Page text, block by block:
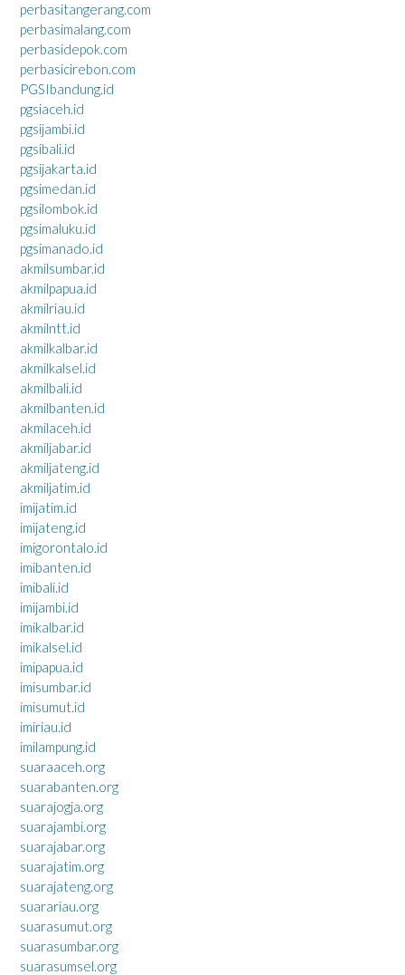
perbasitangerang.com
perbasimalang.com
perbasidepok.com
perbasicirebon.com
PGSIbandung.id
pgsiaceh.id
pgsijambi.id
pgsibali.id
pgsijakarta.id
pgsimedan.id
pgsilombok.id
pgsimaluku.id
pgsimanado.id
akmilsumbar.id
akmilpapua.id
akmilriau.id
akmilntt.id
akmilkalbar.id
akmilkalsel.id
akmilbali.id
akmilbanten.id
akmilaceh.id
akmiljabar.id
akmiljateng.id
akmiljatim.id
imijatim.id
imijateng.id
imigorontalo.id
imibanten.id
imibali.id
imijambi.id
imikalbar.id
imikalsel.id
imipapua.id
imisumbar.id
imisumut.id
imiriau.id
imilampung.id
suaraaceh.org
suarabanten.org
suarajogja.org
suarajambi.org
suarajabar.org
suarajatim.org
suarajateng.org
suarariau.org
suarasumut.org
suarasumbar.org
suarasumsel.org